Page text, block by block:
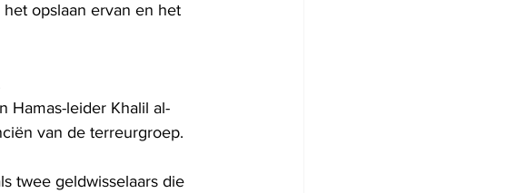
opslaan ervan en het
Hamas-leider Khalil al-
van de terreurgroep.
twee geldwisselaars die